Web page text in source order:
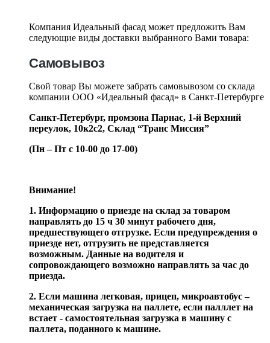
Компания Идеальный фасад может предложить Вам
следующие виды доставки выбранного Вами товара:
Самовывоз
Свой товар Вы можете забрать самовывозом со склада
компании ООО «Идеальный фасад» в Санкт-Петербурге
Санкт-Петербург, промзона Парнас, 1-й Верхний
переулок, 10к2с2, Склад “Транс Миссия”
(Пн – Пт с 10-00 до 17-00)
Внимание!
1. Информацию о приезде на склад за товаром
направлять до 15 ч 30 минут рабочего дня,
предшествующего отгрузке. Если предупреждения о
приезде нет, отгрузить не представляется
возможным. Данные на водителя и
сопровождающего возможно направлять за час до
приезда.
2. Если машина легковая, прицеп, микроавтобус –
механическая загрузка на паллете, если палллет на
встает - самостоятельная загрузка в машину с
паллета, поданного к машине.